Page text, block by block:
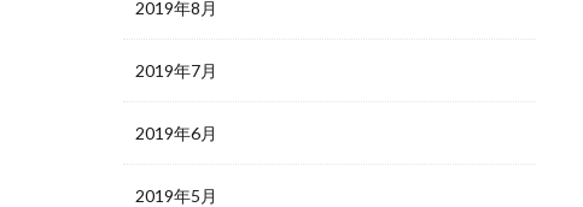
2019年8月
2019年7月
2019年6月
2019年5月